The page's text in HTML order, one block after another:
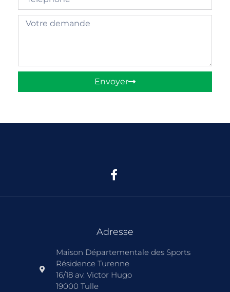
Envoyer
Adresse
Maison Départementale des Sports
Résidence Turenne
16/18 av. Victor Hugo
19000 Tulle